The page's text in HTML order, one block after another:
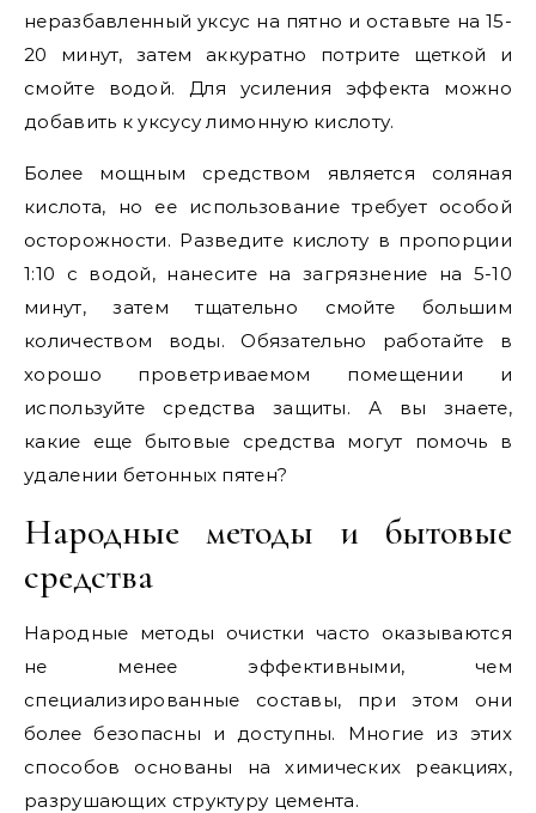
неразбавленный уксус на пятно и оставьте на 15-
20 минут, затем аккуратно потрите щеткой и
смойте водой. Для усиления эффекта можно
добавить к уксусу лимонную кислоту.
Более мощным средством является соляная
кислота, но ее использование требует особой
осторожности. Разведите кислоту в пропорции
1:10 с водой, нанесите на загрязнение на 5-10
минут, затем тщательно смойте большим
количеством воды. Обязательно работайте в
хорошо проветриваемом помещении и
используйте средства защиты. А вы знаете,
какие еще бытовые средства могут помочь в
удалении бетонных пятен?
Народные методы и бытовые
средства
Народные методы очистки часто оказываются
не менее эффективными, чем
специализированные составы, при этом они
более безопасны и доступны. Многие из этих
способов основаны на химических реакциях,
разрушающих структуру цемента.